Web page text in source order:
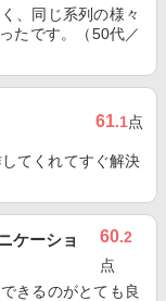
、同じ系列の様々
たです。（50代／
61.1点
てくれてすぐ解決
ケーショ
60.2
点
きるのがとても良